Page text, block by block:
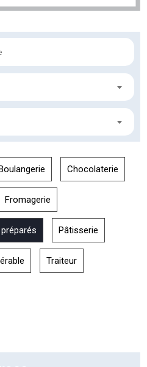
Chocolaterie
Fromagerie
Pâtisserie
Traiteur